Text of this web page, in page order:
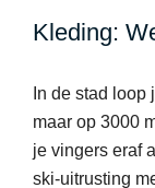
Kleding:
In de stad
maar op 3000
je vingers eraf
ski-uitrusting